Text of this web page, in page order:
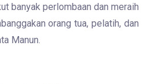
banyak perlombaan dan meraih
orang tua, pelatih, dan
Manun.